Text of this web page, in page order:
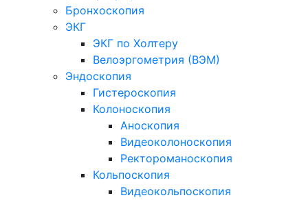
Бронхоскопия
ЭКГ
ЭКГ по Холтеру
Велоэргометрия (ВЭМ)
Эндоскопия
Гистероскопия
Колоноскопия
Аноскопия
Видеоколоноскопия
Ректороманоскопия
Кольпоскопия
Видеокольпоскопия